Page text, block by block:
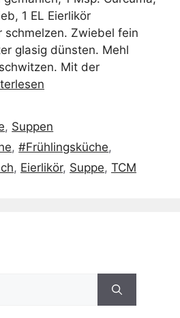
1 EL Eierlikör
schmelzen. Zwiebel fein
glasig dünsten. Mehl
Mit der
, Suppen
,#Frühlingsküche,
, Eierlikör, Suppe, TCM